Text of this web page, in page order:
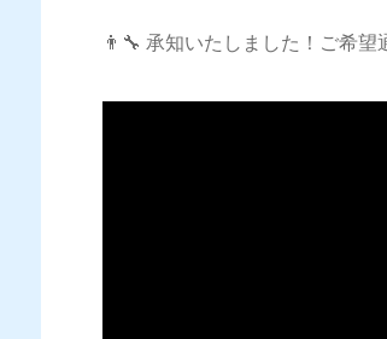
👨‍🔧 承知いたしました！ご希